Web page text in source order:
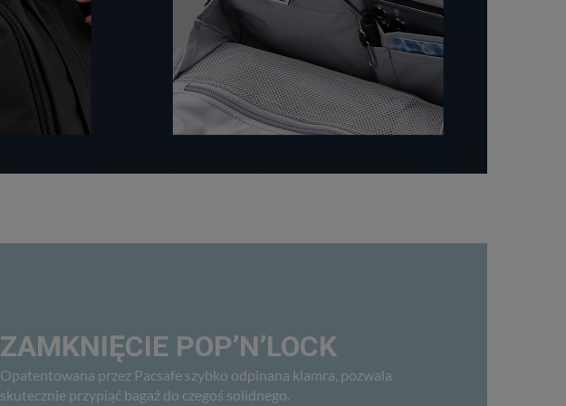
ZAMKNIĘCIE POP’N’LOCK
Opatentowana przez Pacsafe szybko odpinana klamra, pozwala
skutecznie przypiąć bagaż do czegoś solidnego.